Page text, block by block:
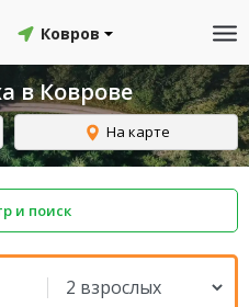
Ковров
в Коврове
На карте
и поиск
район